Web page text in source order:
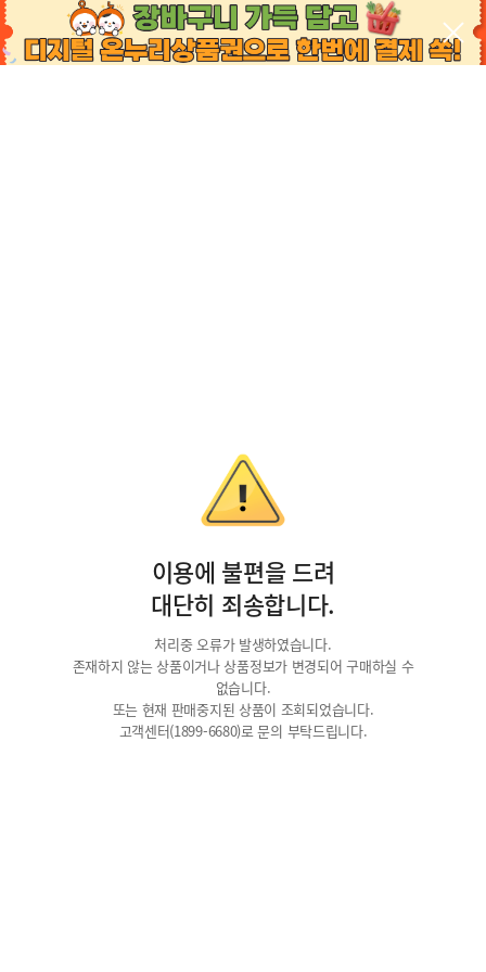
이용에 불편을 드려
대단히 죄송합니다.
처리중 오류가 발생하였습니다.
존재하지 않는 상품이거나 상품정보가 변경되어 구매하실 수
없습니다.
또는 현재 판매중지된 상품이 조회되었습니다.
고객센터(1899-6680)로 문의 부탁드립니다.